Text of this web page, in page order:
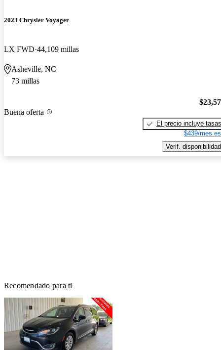
2023 Chrysler Voyager
LX FWD 44,109 millas
Asheville, NC
73 millas
Buena oferta
El precio incluye tasas
$439/mes
Verif. disponibilidad
Recomendado para ti